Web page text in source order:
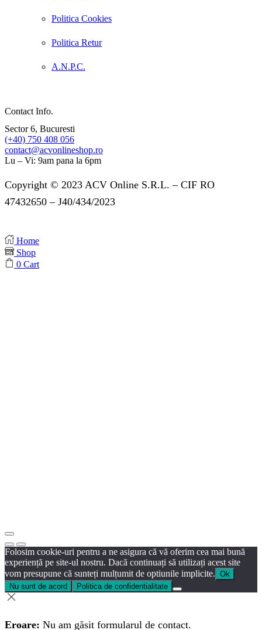
Politica Cookies
Politica Retur
A.N.P.C.
Contact Info.
Sector 6, Bucuresti
(+40) 750 408 056
contact@acvonlineshop.ro
Lu – Vi: 9am pana la 6pm
Copyright © 2023 ACV Online S.R.L. – CIF RO
47432650 – J40/434/2023
Home
Shop
0 Cart
Folosim cookie-uri pentru a ne asigura că vă oferim cea mai bună
experiență pe site-ul nostru. Dacă continuați să utilizați acest site
vom presupune că sunteți mulțumit de optiunile implicite. Ok
Nu sunt de acord
Politica de confidentialitate
Eroare: Nu am găsit formularul de contact.